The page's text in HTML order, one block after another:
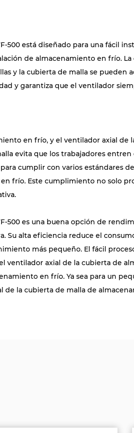
está diseñado para una fácil
de almacenamiento en frío.
y la cubierta de malla se pueden
y garantiza que el ventilador
en frío, y el ventilador axial
evita que los trabajadores
cumplir con varios estándares
frío. Este cumplimiento no solo
es una buena opción de
alta eficiencia reduce el
más pequeño. El fácil
ventilador axial de la cubierta de
en frío. Ya sea para un
la cubierta de malla de